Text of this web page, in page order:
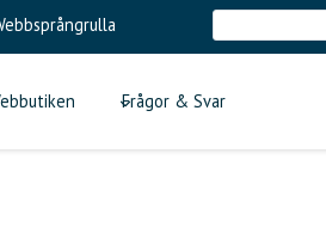
Frågor & Svar